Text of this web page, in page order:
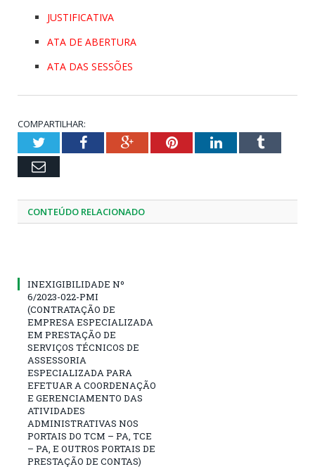
JUSTIFICATIVA
ATA DE ABERTURA
ATA DAS SESSÕES
COMPARTILHAR:
TwitterFacebookGoogle+PinterestLinkedInTumblr
Email
CONTEÚDO RELACIONADO
INEXIGIBILIDADE Nº
6/2023-022-PMI
(CONTRATAÇÃO DE
EMPRESA ESPECIALIZADA
EM PRESTAÇÃO DE
SERVIÇOS TÉCNICOS DE
ASSESSORIA
ESPECIALIZADA PARA
EFETUAR A COORDENAÇÃO
E GERENCIAMENTO DAS
ATIVIDADES
ADMINISTRATIVAS NOS
PORTAIS DO TCM – PA, TCE
– PA, E OUTROS PORTAIS DE
PRESTAÇÃO DE CONTAS)